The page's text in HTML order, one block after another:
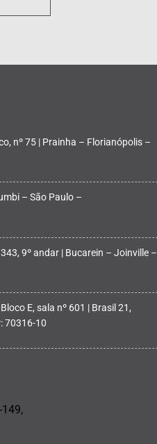
nº 75 | Prainha – Florianópolis –
– São Paulo –
9º andar | Bucarein – Joinville –
E, sala nº 601 | Brasil 21,
70316-10